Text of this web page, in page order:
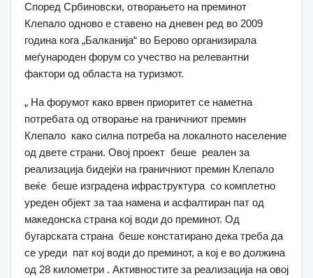
Според Србиновски, отворањето на преминот
Клепало одново е ставено на дневен ред во 2009
година кога „Балканија“ во Берово организирала
меѓународен форум со учество на релевантни
фактори од областа на туризмот.
„ На форумот како врвен приоритет се наметна
потребата од отворање на граничниот премин
Клепало како силна потреба на локалното население
од двете страни. Овој проект беше реален за
реализација бидејќи на граничниот премин Клепало
веќе беше изградена ифраструктура со комплетно
уреден објект за таа намена и асфалтиран пат од
македонска страна кој води до преминот. Од
бугарската страна беше констатирано дека треба да
се уреди пат кој води до преминот, а кој е во должина
од 28 километри . Активностите за реализација на овој